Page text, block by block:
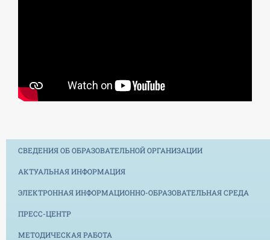
СВЕДЕНИЯ ОБ ОБРАЗОВАТЕЛЬНОЙ ОРГАНИЗАЦИИ
АКТУАЛЬНАЯ ИНФОРМАЦИЯ
ЭЛЕКТРОННАЯ ИНФОРМАЦИОННО-ОБРАЗОВАТЕЛЬНАЯ СРЕДА
ПРЕСС-ЦЕНТР
МЕТОДИЧЕСКАЯ РАБОТА